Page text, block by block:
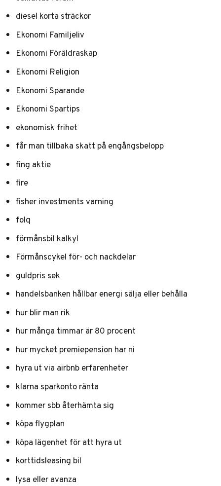
diesel korta sträckor
Ekonomi Familjeliv
Ekonomi Föräldraskap
Ekonomi Religion
Ekonomi Sparande
Ekonomi Spartips
ekonomisk frihet
får man tillbaka skatt på engångsbelopp
fing aktie
fire
fisher investments varning
folq
förmånsbil kalkyl
Förmånscykel för- och nackdelar
guldpris sek
handelsbanken hållbar energi sälja eller behålla
hur blir man rik
hur många timmar är 80 procent
hur mycket premiepension har ni
hyra ut via airbnb erfarenheter
klarna sparkonto ränta
kommer sbb återhämta sig
köpa flygplan
köpa lägenhet för att hyra ut
korttidsleasing bil
lysa eller avanza